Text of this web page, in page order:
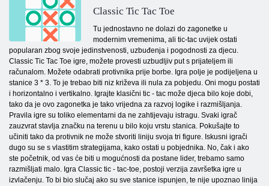
Classic Tic Tac Toe
Tu jednostavno ne dolazi do zagonetke u
modernim vremenima, ali tic-tac uvijek ostati
popularan zbog svoje jedinstvenosti, uzbuđenja i pogodnosti za djecu.
Classic Tic Tac Toe igre, možete provesti uzbudljiv put s prijateljem ili
računalom. Možete odabrati protivnika prije borbe. Igra polje je podijeljena u
stanice 3 * 3. To je trebao biti niz križeva ili nula za pobjedu. Oni mogu postati
i horizontalno i vertikalno. Igrajte klasični tic - tac može djeca bilo koje dobi,
tako da je ovo zagonetka je tako vrijedna za razvoj logike i razmišljanja.
Pravila igre su toliko elementarni da ne zahtijevaju istragu. Svaki igrač
zauzvrat stavlja značku na terenu u bilo koju vrstu stanica. Pokušajte to
učiniti tako da protivnik ne može stvoriti liniju svoja tri figure. Iskusni igrači
dugo su se s vlastitim strategijama, kako ostati u pobjednika. No, čak i ako
ste početnik, od vas će biti u mogućnosti da postane lider, trebamo samo
razmišljati malo. Igra Classic tic - tac-toe, postoji verzija završetka igre u
izvlačenju. To bi bio slučaj ako su sve stanice ispunjen, te nije upoznao linija